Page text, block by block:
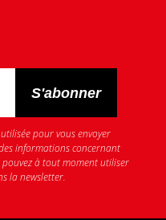
pour vous envoyer
informations concernant
pouvez à tout moment utiliser
la newsletter.